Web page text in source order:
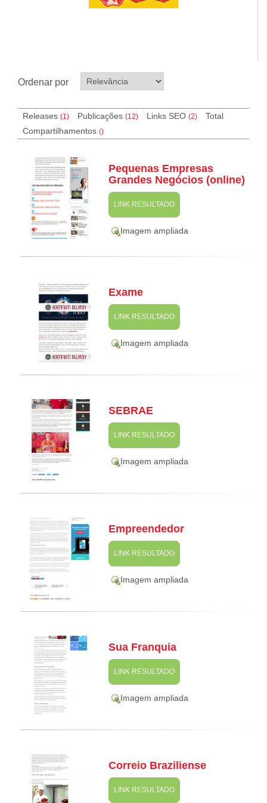
Ordenar por
Releases (1) Publicações (12) Links SEO (2)
Total
Compartilhamentos ()
Pequenas Empresas
Grandes Negócios (online)
LINK RESULTADO
Imagem ampliada
Exame
LINK RESULTADO
Imagem ampliada
SEBRAE
LINK RESULTADO
Imagem ampliada
Empreendedor
LINK RESULTADO
Imagem ampliada
Sua Franquia
LINK RESULTADO
Imagem ampliada
Correio Braziliense
LINK RESULTADO